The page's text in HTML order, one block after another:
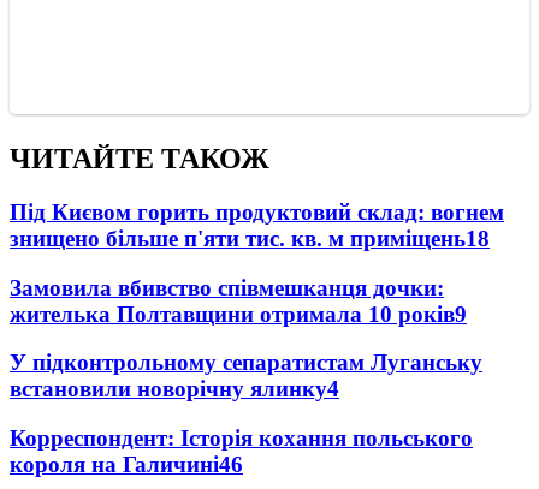
ЧИТАЙТЕ ТАКОЖ
Під Києвом горить продуктовий склад: вогнем
знищено більше п'яти тис. кв. м приміщень18
Замовила вбивство співмешканця дочки:
жителька Полтавщини отримала 10 років9
У підконтрольному сепаратистам Луганську
встановили новорічну ялинку4
Корреспондент: Історія кохання польського
короля на Галичині46